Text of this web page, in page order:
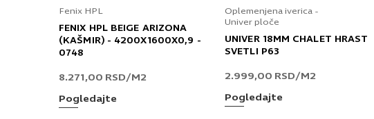
Fenix HPL
FENIX HPL BEIGE ARIZONA
(KAŠMIR) - 4200X1600X0,9 -
0748
8.271,00 RSD/M2
Pogledajte
Oplemenjena iverica -
Univer ploče
UNIVER 18MM CHALET HRAST
SVETLI P63
2.999,00 RSD/M2
Pogledajte